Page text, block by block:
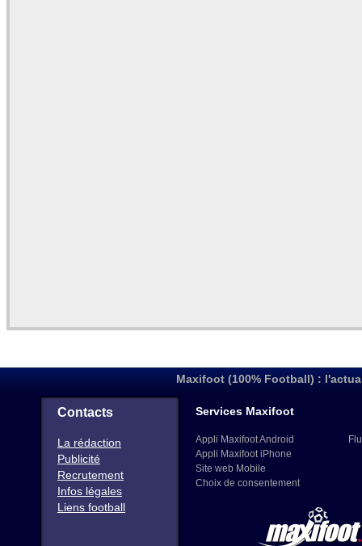
Maxifoot (100% Football) :
Contacts
La rédaction
Publicité
Recrutement
Infos légales
Liens football
Services Maxifoot
Appli Maxifoot Android
Appli Maxifoot iPhone
Site web Mobile
Choix de consentement